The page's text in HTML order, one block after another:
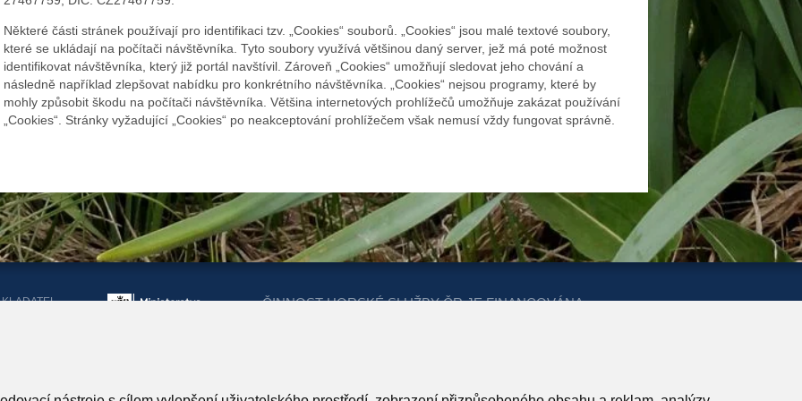
Některé části stránek používají pro identifikaci tzv. „Cookies“ souborů. „Cookies“ jsou malé textové soubory,
které se ukládají na počítači návštěvníka. Tyto soubory využívá většinou daný server, jež má poté možnost
identifikovat návštěvníka, který již portál navštívil. Zároveň „Cookies“ umožňují sledovat jeho chování a
následně například zlepšovat nabídku pro konkrétního návštěvníka. „Cookies“ nejsou programy, které by
mohly způsobit škodu na počítači návštěvníka. Většina internetových prohlížečů umožňuje zakázat používání
„Cookies“. Stránky vyžadující „Cookies“ po neakceptování prohlížečem však nemusí vždy fungovat správně.
ČINNOST HORSKÉ SLUŽBY ČR JE FINANCOVÁNA
HORSKÉ SLUŽBY